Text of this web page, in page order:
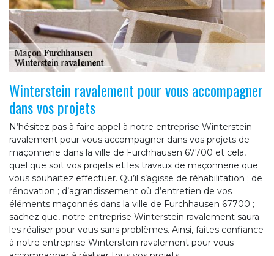
Winterstein ravalement pour vous accompagner
dans vos projets
N’hésitez pas à faire appel à notre entreprise Winterstein
ravalement pour vous accompagner dans vos projets de
maçonnerie dans la ville de Furchhausen 67700 et cela,
quel que soit vos projets et les travaux de maçonnerie que
vous souhaitez effectuer. Qu’il s’agisse de réhabilitation ; de
rénovation ; d’agrandissement où d’entretien de vos
éléments maçonnés dans la ville de Furchhausen 67700 ;
sachez que, notre entreprise Winterstein ravalement saura
les réaliser pour vous sans problèmes. Ainsi, faites confiance
à notre entreprise Winterstein ravalement pour vous